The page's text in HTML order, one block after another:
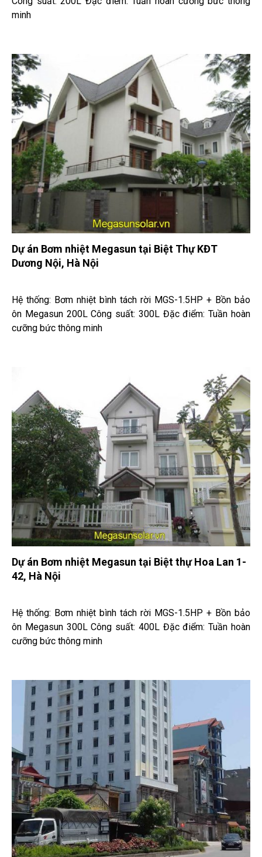
minh
Dự án Bơm nhiệt Megasun tại Biệt Thự KĐT
Dương Nội, Hà Nội
Hệ thống: Bơm nhiệt bình tách rời MGS-1.5HP + Bồn bảo
ôn Megasun 200L Công suất: 300L Đặc điểm: Tuần hoàn
cưỡng bức thông minh
Dự án Bơm nhiệt Megasun tại Biệt thự Hoa Lan 1-
42, Hà Nội
Hệ thống: Bơm nhiệt bình tách rời MGS-1.5HP + Bồn bảo
ôn Megasun 300L Công suất: 400L Đặc điểm: Tuần hoàn
cưỡng bức thông minh